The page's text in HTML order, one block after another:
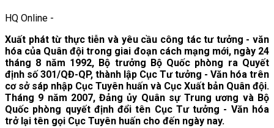
HQ Online -
Xuất phát từ thực tiễn và yêu cầu công tác tư tưởng - văn
hóa của Quân đội trong giai đoạn cách mạng mới, ngày 24
tháng 8 năm 1992, Bộ trưởng Bộ Quốc phòng ra Quyết
định số 301/QĐ-QP, thành lập Cục Tư tưởng - Văn hóa trên
cơ sở sáp nhập Cục Tuyên huấn và Cục Xuất bản Quân đội.
Tháng 9 năm 2007, Đảng ủy Quân sự Trung ương và Bộ
Quốc phòng quyết định đổi tên Cục Tư tưởng - Văn hóa
trở lại tên gọi Cục Tuyên huấn cho đến ngày nay.